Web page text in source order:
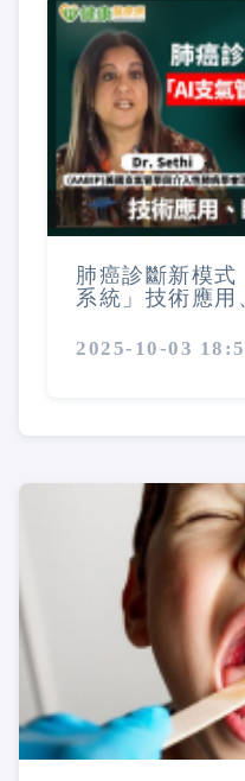
肺癌診斷新模
系統」技術應用
2025-10-03